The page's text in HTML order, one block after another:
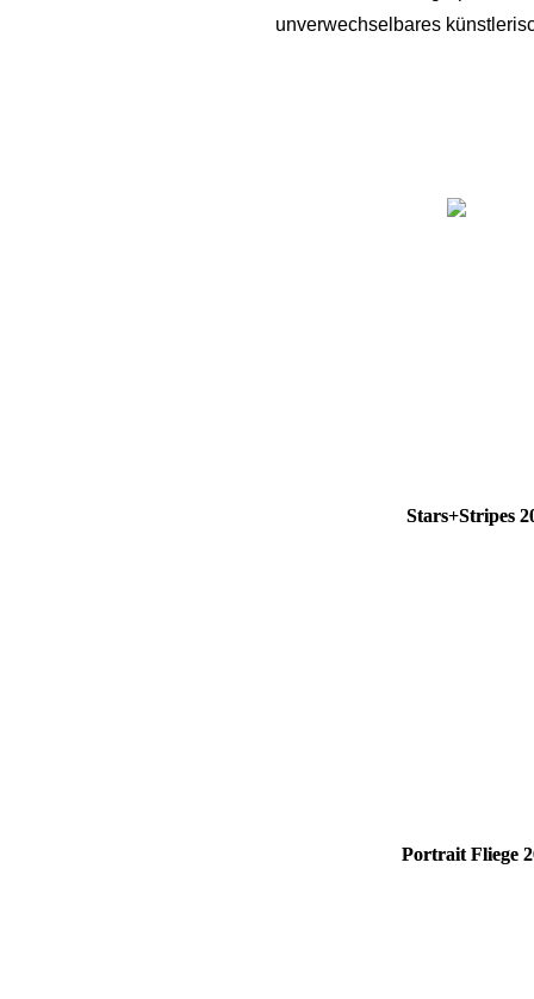
unverwechselbares
Stars+Stripes
Portrait Fliege